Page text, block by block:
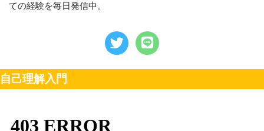
ての経験を毎日発信中。
自己理解入門